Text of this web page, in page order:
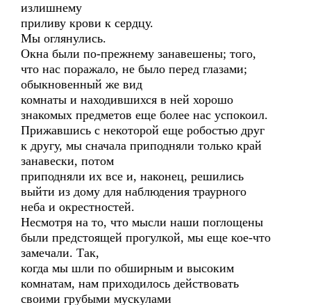
излишнему
приливу крови к сердцу.
Мы оглянулись.
Окна были по-прежнему занавешены; того,
что нас поражало, не было перед глазами;
обыкновенный же вид
комнаты и находившихся в ней хорошо
знакомых предметов еще более нас успокоил.
Прижавшись с некоторой еще робостью друг
к другу, мы сначала приподняли только край
занавески, потом
приподняли их все и, наконец, решились
выйти из дому для наблюдения траурного
неба и окрестностей.
Несмотря на то, что мысли наши поглощены
были предстоящей прогулкой, мы еще кое-что
замечали. Так,
когда мы шли по обширным и высоким
комнатам, нам приходилось действовать
своими грубыми мускулами